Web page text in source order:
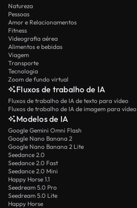
Natureza
Pessoas
Amor e Relacionamentos
Fitness
Videografia aérea
Alimentos e bebidas
Viagem
Transporte
Tecnologia
Zoom de fundo virtual
Fluxos de trabalho de IA
Fluxos de trabalho de IA de texto para vídeo
Fluxos de trabalho de IA de imagem para vídeo
Modelos de IA
Google Gemini Omni Flash
Google Nano Banana 2
Google Nano Banana 2 Lite
Seedance 2.0
Seedance 2.0 Fast
Seedance 2.0 Mini
Happy Horse 1.1
Seedream 5.0 Pro
Seedream 5.0 Lite
Happy Horse